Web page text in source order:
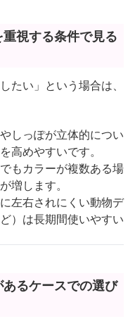
視する条件で見る
たい」という場合は、
しっぽが立体的につい
高めやすいです。
もカラーが複数ある場
増します。
に左右されにくい動物デ
）は長期間使いやすい
るケースでの選び